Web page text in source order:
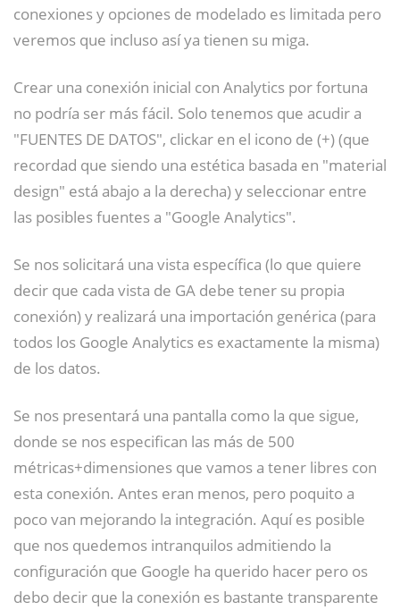
conexiones y opciones de modelado es limitada pero
veremos que incluso así ya tienen su miga.
Crear una conexión inicial con Analytics por fortuna
no podría ser más fácil. Solo tenemos que acudir a
"FUENTES DE DATOS", clickar en el icono de (+) (que
recordad que siendo una estética basada en "material
design" está abajo a la derecha) y seleccionar entre
las posibles fuentes a "Google Analytics".
Se nos solicitará una vista específica (lo que quiere
decir que cada vista de GA debe tener su propia
conexión) y realizará una importación genérica (para
todos los Google Analytics es exactamente la misma)
de los datos.
Se nos presentará una pantalla como la que sigue,
donde se nos especifican las más de 500
métricas+dimensiones que vamos a tener libres con
esta conexión. Antes eran menos, pero poquito a
poco van mejorando la integración. Aquí es posible
que nos quedemos intranquilos admitiendo la
configuración que Google ha querido hacer pero os
debo decir que la conexión es bastante transparente